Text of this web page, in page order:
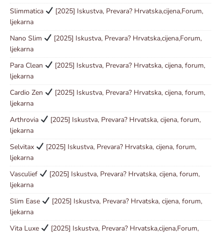
Slimmatica
[2025] Iskustva, Prevara? Hrvatska,cijena,Forum,
ljekarna
Nano Slim
[2025] Iskustva, Prevara? Hrvatska,cijena,Forum,
ljekarna
Para Clean
[2025] Iskustva, Prevara? Hrvatska, cijena, forum,
ljekarna
Cardio Zen
[2025] Iskustva, Prevara? Hrvatska, cijena, forum,
ljekarna
Arthrovia
[2025] Iskustva, Prevara? Hrvatska, cijena, forum,
ljekarna
Selvitax
[2025] Iskustva, Prevara? Hrvatska, cijena, forum,
ljekarna
Vasculief
[2025] Iskustva, Prevara? Hrvatska, cijena, forum,
ljekarna
Slim Ease
[2025] Iskustva, Prevara? Hrvatska, cijena, forum,
ljekarna
Vita Luxe
[2025] Iskustva, Prevara? Hrvatska,cijena,Forum,